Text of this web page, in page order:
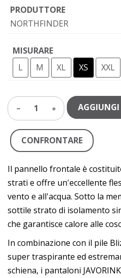
PRODUTTORE
NORTHFINDER
MISURARE
L
M XL XS XXL
1 AGGIUNGI
CONFRONTARE
Il pannello frontale è
strati e offre un'eccellente
vento e all'acqua. Sotto la
sottile strato di isolamento
che garantisce calore alle
In combinazione con il pile
super traspirante ed
schiena, i pantaloni